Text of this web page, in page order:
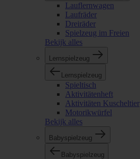
Lauflernwagen
Laufräder
Dreiräder
Spielzeug im Freien
Bekijk alles
Lernspielzeug
Lernspielzeug
Spieltisch
Aktivitätenheft
Aktivitäten Kuscheltier
Motorikwürfel
Bekijk alles
Babyspielzeug
Babyspielzeug